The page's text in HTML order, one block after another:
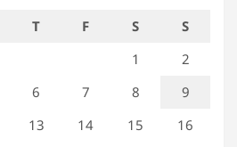
T F S
S
1
2
6 7 8
9
13 14 15
16